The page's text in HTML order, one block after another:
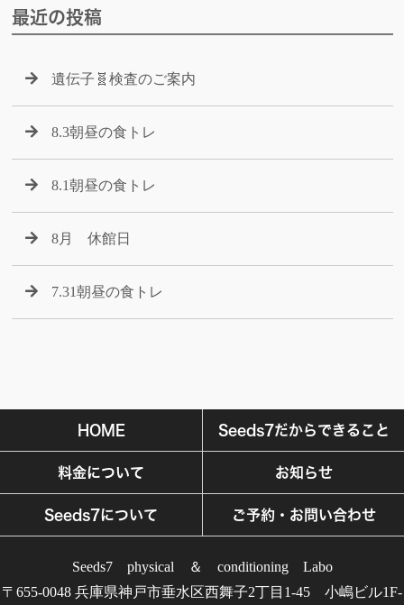
最近の投稿
遺伝子🧬検査のご案内
8.3朝昼の食トレ
8.1朝昼の食トレ
8月 休館日
7.31朝昼の食トレ
HOME Seeds7だからできること
料金について お知らせ
Seeds7について ご予約・お問い合わせ
Seeds7 physical ＆ conditioning Labo
〒655-0048 兵庫県神戸市垂水区西舞子2丁目1-45 小嶋ビル1F-